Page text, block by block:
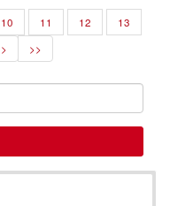
10 11 12
13
>
>>